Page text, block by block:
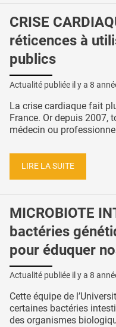
CRISE
réticences à
publics
Actualité publiée il y a 8
La crise cardiaque fait
France. Or depuis 2007,
médecin ou
LIRE LA SUITE
MICROBIOTE
bactéries
pour éduquer
Actualité publiée il y a 8
Cette équipe de
certaines bactéries
des organismes